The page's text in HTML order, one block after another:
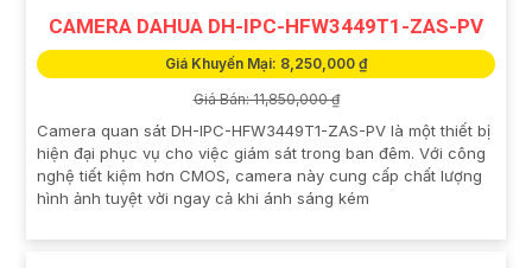
CAMERA DAHUA DH-IPC-HFW3449T1-ZAS-PV
Giá Khuyến Mại: 8,250,000 ₫
Giá Bán: 11,850,000 ₫
Camera quan sát DH-IPC-HFW3449T1-ZAS-PV là một thiết bị
hiện đại phục vụ cho việc giám sát trong ban đêm. Với công
nghệ tiết kiệm hơn CMOS, camera này cung cấp chất lượng
hình ảnh tuyệt vời ngay cả khi ánh sáng kém